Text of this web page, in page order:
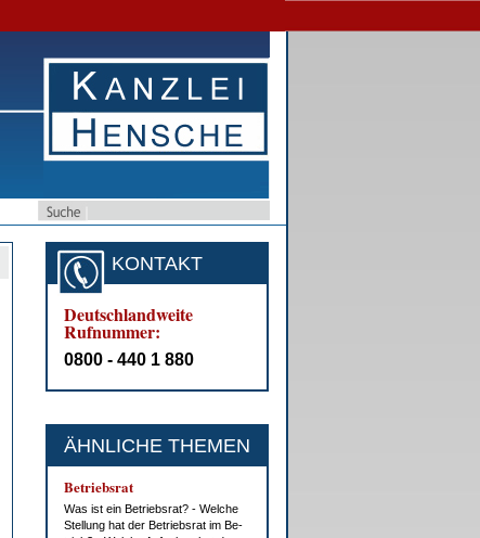
KONTAKT
Deutschlandweite
Rufnummer:
0800 - 440 1 880
ÄHNLICHE THEMEN
Be­triebs­rat
Was ist ein Be­triebs­rat? - Wel­che
Stel­lung hat der Be­triebs­rat im Be­